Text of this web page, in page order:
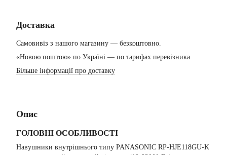
Доставка
Самовивіз з нашого магазину — безкоштовно.
«Новою поштою» по Україні — по тарифах перевізника
Більше інформації про доставку
Опис
ГОЛОВНІ ОСОБЛИВОСТІ
Навушники внутрішнього типу PANASONIC RP-HJE118GU-K